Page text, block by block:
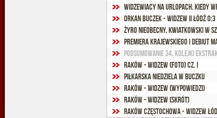
Widzewiacy na urlopach. Kiedy
Orkan Buczek - Widzew II Łódź
Żyro nieobecny, Kwiatkowski w
Premiera Krajewskiego i debiut
Podsumowanie 34. kolejki
Raków - Widzew (foto) cz. I
Piłkarska niedziela w Buczku
Raków - Widzew (wypowiedzi)
Raków - Widzew (skrót)
Raków Częstochowa - Widzew